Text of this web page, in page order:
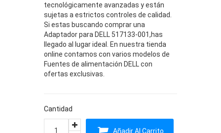
tecnológicamente avanzadas y están
sujetas a estrictos controles de calidad.
Si estas buscando comprar una
Adaptador para DELL 517133-001,has
llegado al lugar ideal. En nuestra tienda
online contamos con varios modelos de
Fuentes de alimentación DELL con
ofertas exclusivas.
Cantidad
Añadir Al Carrito